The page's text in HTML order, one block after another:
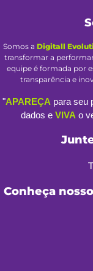
Somos a Digitall
transformar a
equipe é formada por
transparência e
"APAREÇA para seu
dados e VIVA o
Conheça